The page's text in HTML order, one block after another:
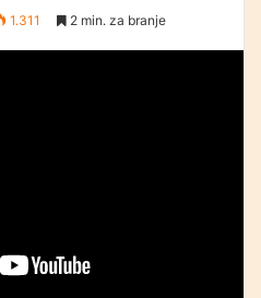
1.311 2 min. za branje